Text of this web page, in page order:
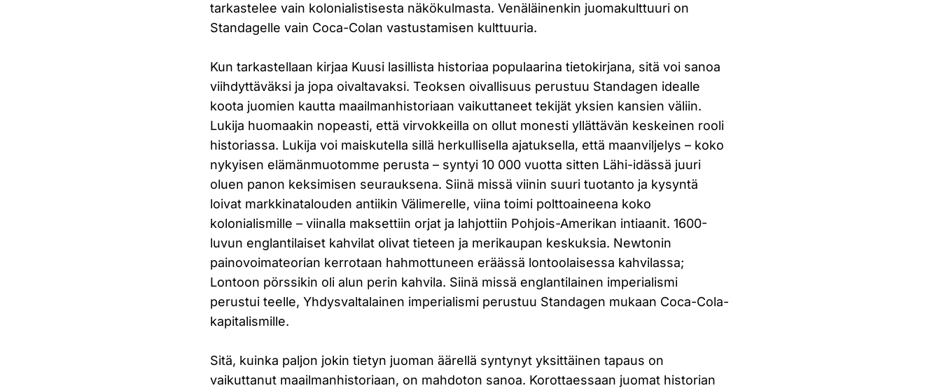
tarkastelee vain kolonialistisesta näkökulmasta. Venäläinenkin juomakulttuuri on
Standagelle vain Coca-Colan vastustamisen kulttuuria.
Kun tarkastellaan kirjaa Kuusi lasillista historiaa populaarina tietokirjana, sitä voi sanoa
viihdyttäväksi ja jopa oivaltavaksi. Teoksen oivallisuus perustuu Standagen idealle
koota juomien kautta maailmanhistoriaan vaikuttaneet tekijät yksien kansien väliin.
Lukija huomaakin nopeasti, että virvokkeilla on ollut monesti yllättävän keskeinen rooli
historiassa. Lukija voi maiskutella sillä herkullisella ajatuksella, että maanviljelys – koko
nykyisen elämänmuotomme perusta – syntyi 10 000 vuotta sitten Lähi-idässä juuri
oluen panon keksimisen seurauksena. Siinä missä viinin suuri tuotanto ja kysyntä
loivat markkinatalouden antiikin Välimerelle, viina toimi polttoaineena koko
kolonialismille – viinalla maksettiin orjat ja lahjottiin Pohjois-Amerikan intiaanit. 1600-
luvun englantilaiset kahvilat olivat tieteen ja merikaupan keskuksia. Newtonin
painovoimateorian kerrotaan hahmottuneen eräässä lontoolaisessa kahvilassa;
Lontoon pörssikin oli alun perin kahvila. Siinä missä englantilainen imperialismi
perustui teelle, Yhdysvaltalainen imperialismi perustuu Standagen mukaan Coca-Cola-
kapitalismille.
Sitä, kuinka paljon jokin tietyn juoman äärellä syntynyt yksittäinen tapaus on
vaikuttanut maailmanhistoriaan, on mahdoton sanoa. Korottaessaan juomat historian